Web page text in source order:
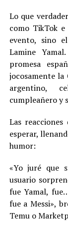
Lo que
como TikTok
evento, sino
Lamine
promesa
jocosamente
argentino,
cumpleañero y
Las
esperar,
humor:
«Yo juré que
usuario
fue Yamal,
fue a Messi»,
Temu o